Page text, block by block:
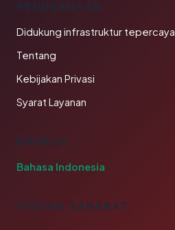
PERUSAHAAN
Didukung infrastruktur tepercaya
Tentang
Kebijakan Privasi
Syarat Layanan
BAHASA
Bahasa Indonesia
TAUTAN SAHABAT